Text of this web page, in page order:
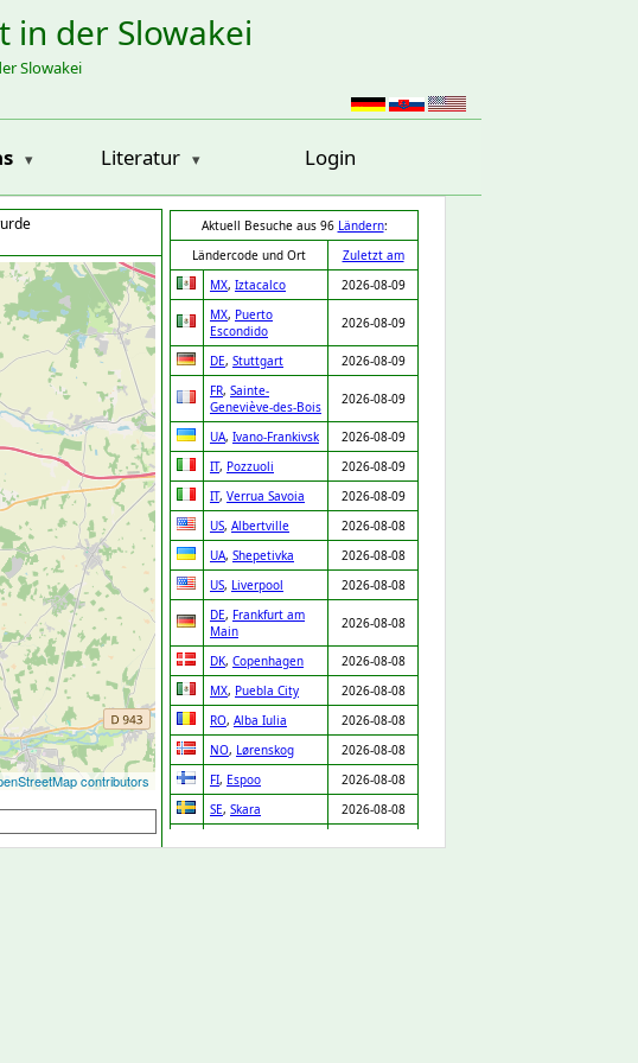
in der Slowakei
Slowakei
Literatur Login
contributors
Aktuell Besuche aus 96 Ländern:
Ländercode und Ort
Zuletzt am
MX, Iztacalco
2026-08-09
MX, Puerto
Escondido
2026-08-09
DE, Stuttgart
2026-08-09
FR, Sainte-
Geneviève-des-Bois
2026-08-09
UA, Ivano-Frankivsk
2026-08-09
IT, Pozzuoli
2026-08-09
IT, Verrua Savoia
2026-08-09
US, Albertville
2026-08-08
UA, Shepetivka
2026-08-08
US, Liverpool
2026-08-08
DE, Frankfurt am
Main
2026-08-08
DK, Copenhagen
2026-08-08
MX, Puebla City
2026-08-08
RO, Alba Iulia
2026-08-08
NO, Lørenskog
2026-08-08
FI, Espoo
2026-08-08
SE, Skara
2026-08-08